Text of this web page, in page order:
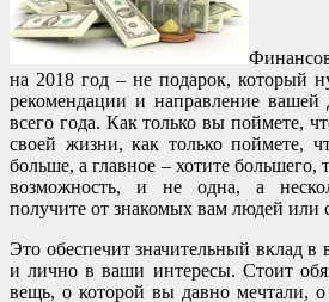
на 2018 год – не подарок, который
рекомендации и направление вашей
всего года. Как только вы поймете,
своей жизни, как только поймете,
больше, а главное – хотите большего,
возможность, и не одна, а
получите от знакомых вам людей или
Это обеспечит значительный вклад
и лично в ваши интересы. Стоит
вещь, о которой вы давно мечтали, о